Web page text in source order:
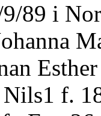
89 i
Esther
f.